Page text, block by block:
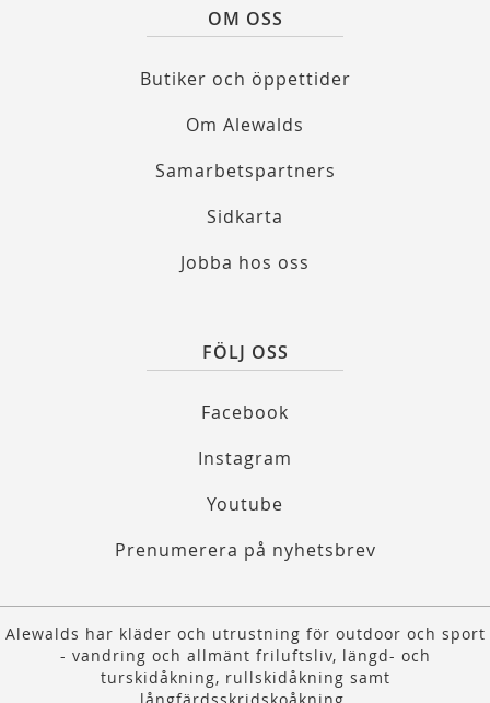
OM OSS
Butiker och öppettider
Om Alewalds
Samarbetspartners
Sidkarta
Jobba hos oss
FÖLJ OSS
Facebook
Instagram
Youtube
Prenumerera på nyhetsbrev
Alewalds har kläder och utrustning för outdoor och sport
- vandring och allmänt friluftsliv, längd- och
turskidåkning, rullskidåkning samt